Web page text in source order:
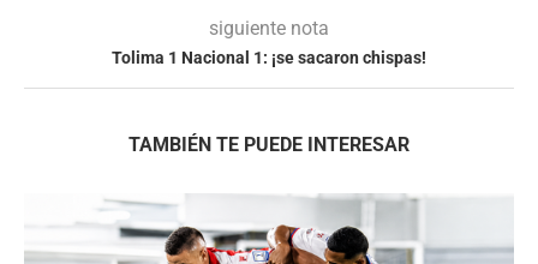
siguiente nota
Tolima 1 Nacional 1: ¡se sacaron chispas!
TAMBIÉN TE PUEDE INTERESAR